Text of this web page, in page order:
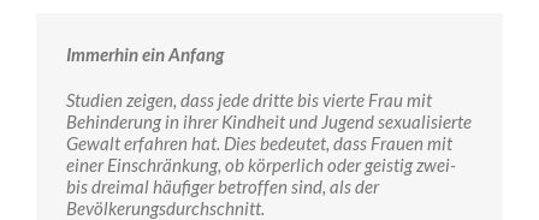
Immerhin ein Anfang
Studien zeigen, dass jede dritte bis vierte Frau mit
Behinderung in ihrer Kindheit und Jugend sexualisierte
Gewalt erfahren hat. Dies bedeutet, dass Frauen mit
einer Einschränkung, ob körperlich oder geistig zwei-
bis dreimal häufiger betroffen sind, als der
Bevölkerungsdurchschnitt.